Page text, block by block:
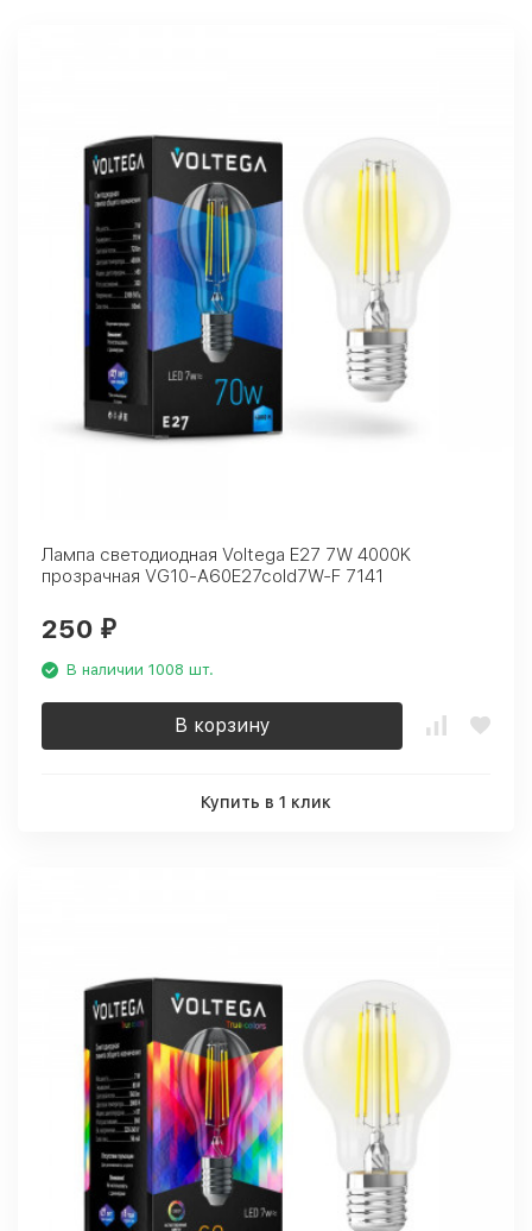
Лампа светодиодная Voltega E27 7W 4000K
прозрачная VG10-A60E27cold7W-F 7141
250 ₽
В наличии 1008 шт.
В корзину
Купить в 1 клик